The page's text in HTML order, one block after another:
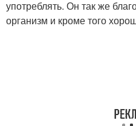
употреблять. Он так же
организм и кроме того